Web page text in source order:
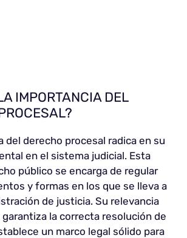
IMPORTANCIA DEL
del derecho procesal radica en su
en el sistema judicial. Esta
público se encarga de regular
y formas en los que se lleva a
de justicia. Su relevancia
la correcta resolución de
un marco legal sólido para